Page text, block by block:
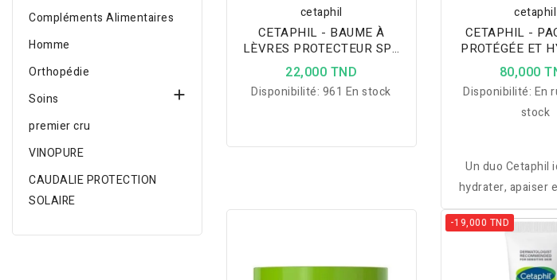
Compléments Alimentaires
Homme
Orthopédie
Soins

premier cru
VINOPURE
CAUDALIE PROTECTION
SOLAIRE
cetaphil
CETAPHIL - BAUME À
LÈVRES PROTECTEUR SPF
50+
22,000 TND
Disponibilité: 961 En stock
cetaphil
CETAPHIL -
PROTÉGÉE ET
80,000
Disponibilité: En
stock
Un duo Cetaphil
hydrater, apaiser
efficacement
sensibles au
-19,000 TND